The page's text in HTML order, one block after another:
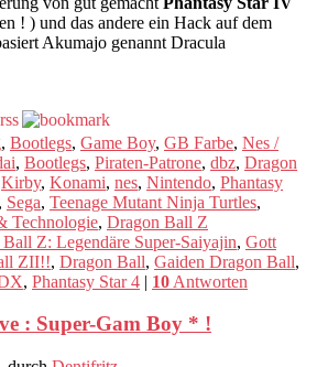
! ) und das andere ein Hack auf dem
Akumajo genannt Dracula
, Bootlegs, Game Boy, GB Farbe, Nes /
, Bootlegs, Piraten-Patrone, dbz, Dragon
Kirby, Konami, nes, Nintendo, Phantasy
Sega, Teenage Mutant Ninja Turtles,
Technologie, Dragon Ball Z
Z: Legendäre Super-Saiyajin, Gott
ZII!!, Dragon Ball, Gaiden Dragon Ball,
, Phantasy Star 4 | 10 Antworten
: Super-Gam Boy * !